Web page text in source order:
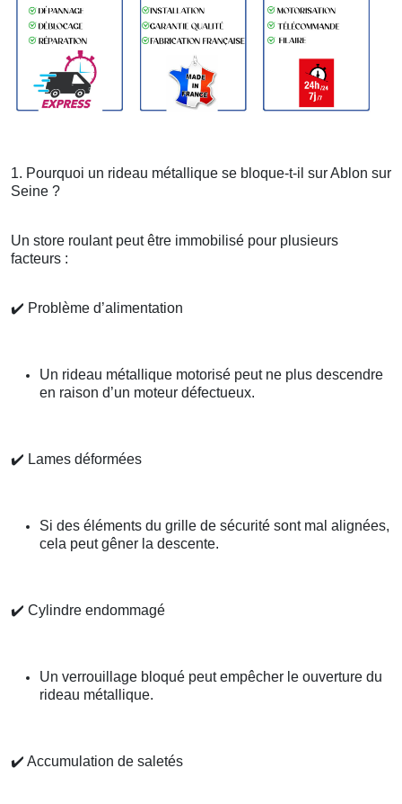
1. Pourquoi un rideau métallique se bloque-t-il sur Ablon sur
Seine ?
Un store roulant peut être immobilisé pour plusieurs
facteurs :
✔️ Problème d’alimentation
Un rideau métallique motorisé peut ne plus descendre
en raison d’un moteur défectueux.
✔️ Lames déformées
Si des éléments du grille de sécurité sont mal alignées,
cela peut gêner la descente.
✔️ Cylindre endommagé
Un verrouillage bloqué peut empêcher le ouverture du
rideau métallique.
✔️ Accumulation de saletés